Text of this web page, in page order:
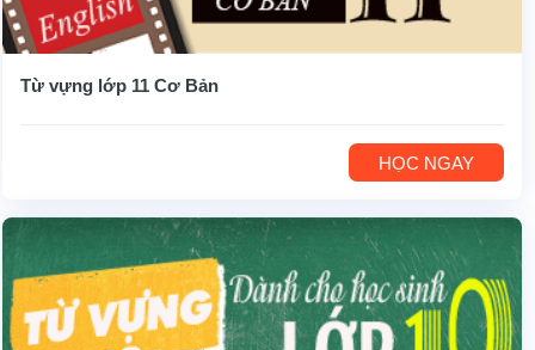
Từ vựng lớp 11 Cơ Bản
HỌC NGAY